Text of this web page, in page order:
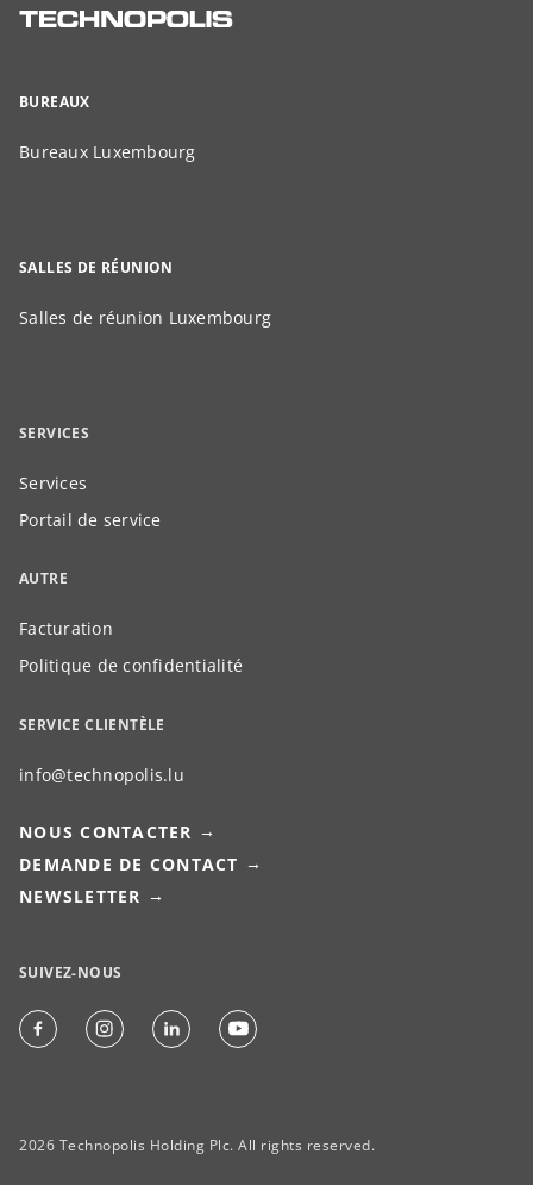
BUREAUX
Bureaux Luxembourg
SALLES DE RÉUNION
Salles de réunion Luxembourg
SERVICES
Services
Portail de service
AUTRE
Facturation
Politique de confidentialité
SERVICE CLIENTÈLE
info@technopolis.lu
NOUS CONTACTER
DEMANDE DE CONTACT
NEWSLETTER
SUIVEZ-NOUS
2026 Technopolis Holding Plc. All rights reserved.